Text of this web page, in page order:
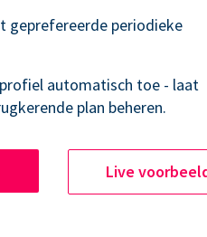
geprefereerde periodieke
automatisch toe - laat
plan beheren.
Live